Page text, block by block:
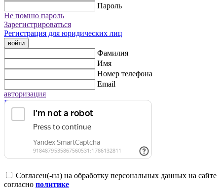
Пароль
Не помню пароль
Зарегистрироваться
Регистрация для юридических лиц
войти
Фамилия
Имя
Номер телефона
Email
авторизация
Регистрация для юридических лиц
Согласен(-на) на обработку персональных данных на сайте
согласно политике